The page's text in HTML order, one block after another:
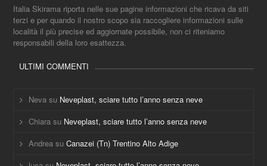
Italia Skirama riporta nelle sue pagine informazioni che ricava da siti
terzi e per quando il nostro scopo sia raccogliere informazioni sulle
località il più precise ed aggiornate possibile, non ci riteniamo
responsabili della loro esattezza.
ULTIMI COMMENTI
Neva su Neveplast, sciare tutto l’anno senza neve
Chiara su Neveplast, sciare tutto l’anno senza neve
Andrea suCanazei (Tn) Trentino Alto Adige